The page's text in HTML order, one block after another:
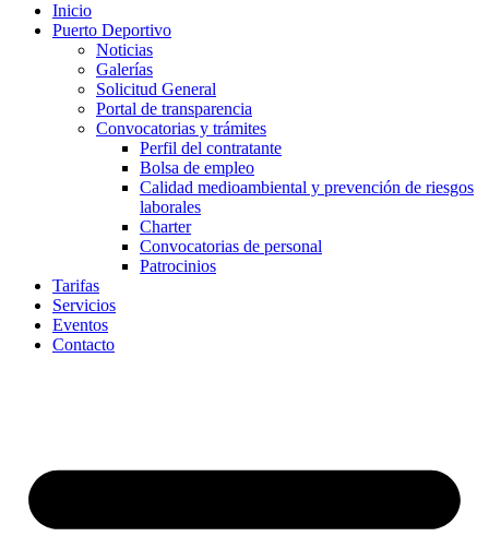
Inicio
Puerto Deportivo
Noticias
Galerías
Solicitud General
Portal de transparencia
Convocatorias y trámites
Perfil del contratante
Bolsa de empleo
Calidad medioambiental y prevención de riesgos
laborales
Charter
Convocatorias de personal
Patrocinios
Tarifas
Servicios
Eventos
Contacto